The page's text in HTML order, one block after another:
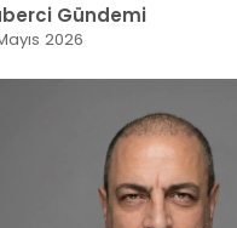
Gündemi
2026